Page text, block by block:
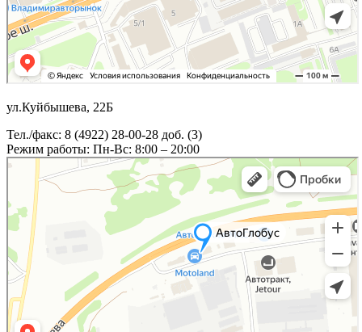
ул.Куйбышева, 22Б
Тел./факс: 8 (4922) 28-00-28 доб. (3)
Режим работы: Пн-Вс: 8:00 – 20:00